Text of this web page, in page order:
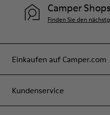
Einkaufen auf Camper.com
Kundenservice
Camper Shops
Finden Sie den